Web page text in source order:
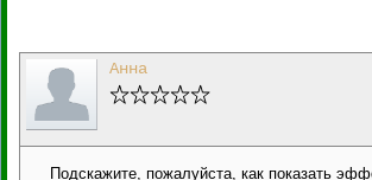
Анна
Подскажите, пожалуйста, как показать